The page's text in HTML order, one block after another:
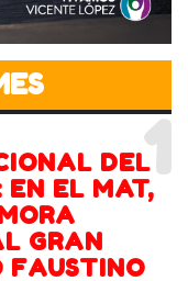
1
DEL
EN EL MAT,
GRAN
FAUSTINO